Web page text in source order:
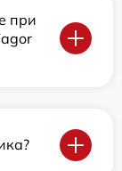
при